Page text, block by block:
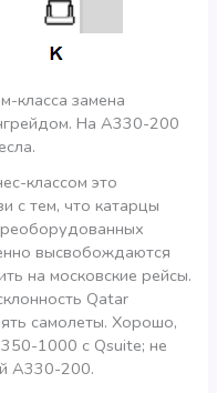
класса замена
На А330-200
классом это
с тем, что катарцы
высвобождаются
на московские рейсы.
Qatar
самолеты. Хорошо,
1000 с Qsuite; не
А330-200.